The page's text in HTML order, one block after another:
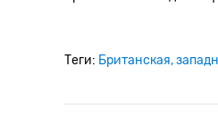
Теги: Британская